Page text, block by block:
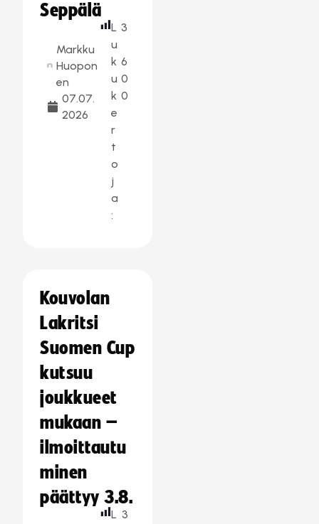
Seppälä
Markku
Huopon
en
07.07.
2026
L
u
k
u
k
e
r
t
o
j
a
:
3
6
0
0
Kouvolan
Lakritsi
Suomen Cup
kutsuu
joukkueet
mukaan –
ilmoittautu
minen
päättyy 3.8.
L 3